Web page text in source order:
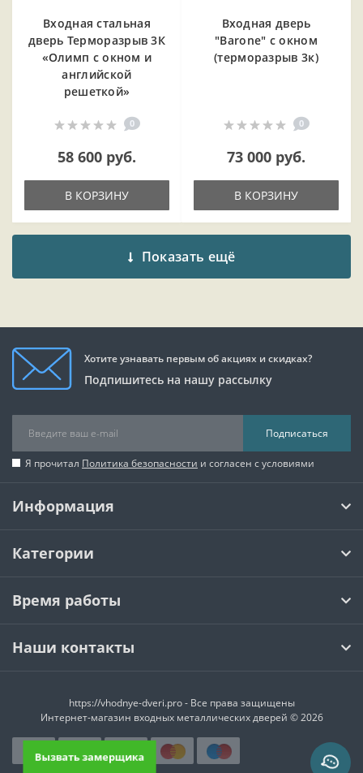
Входная cтальная
дверь Терморазрыв 3К
«Олимп с окном и
английской
решеткой»
0
58 600 руб.
В КОРЗИНУ
Входная дверь
"Barone" с окном
(терморазрыв 3к)
0
73 000 руб.
В КОРЗИНУ
Показать ещё
Хотите узнавать первым об акциях и скидках?
Подпишитесь на нашу рассылку
Подписаться
Я прочитал Политика безопасности и согласен с условиями
Информация
Категории
Время работы
Наши контакты
https://vhodnye-dveri.pro - Все права защищены
Интернет-магазин входных металлических дверей © 2026
Вызвать замерщика